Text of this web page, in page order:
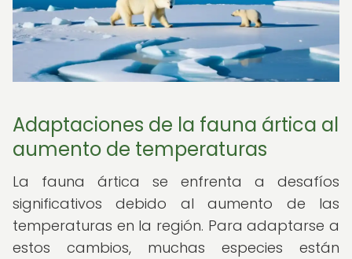
Adaptaciones de la fauna ártica al
aumento de temperaturas
La fauna ártica se enfrenta a desafíos
significativos debido al aumento de las
temperaturas en la región. Para adaptarse a
estos cambios, muchas especies están